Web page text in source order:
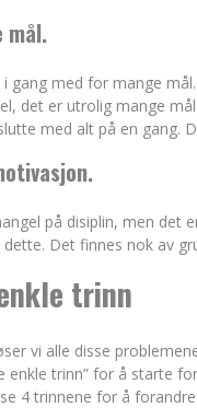
mål.
gang med for mange
det er utrolig mange
med alt på en gang.
på disiplin, men det
Det finnes nok av
trinn
vi alle disse
enkle trinn” for å starte
4 trinnene for å